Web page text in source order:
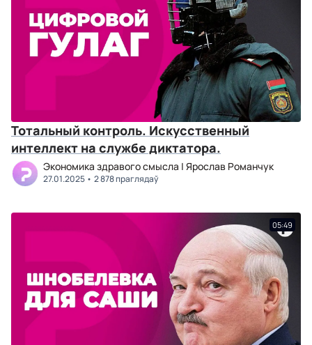
Тотальный контроль. Искусственный
интеллект на службе диктатора.
Экономика здравого смысла | Ярослав Романчук
27.01.2025 2 878 праглядаў
05:49